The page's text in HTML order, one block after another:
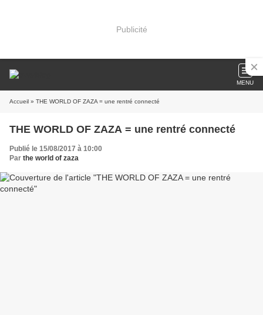
Publicité
MENU
Accueil » THE WORLD OF ZAZA = une rentré connecté
THE WORLD OF ZAZA = une rentré connecté
Publié le 15/08/2017 à 10:00
Par the world of zaza